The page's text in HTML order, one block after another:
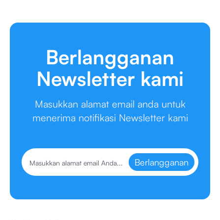
Berlangganan
Newsletter kami
Masukkan alamat email anda untuk
menerima notifikasi Newsletter kami
Berlangganan